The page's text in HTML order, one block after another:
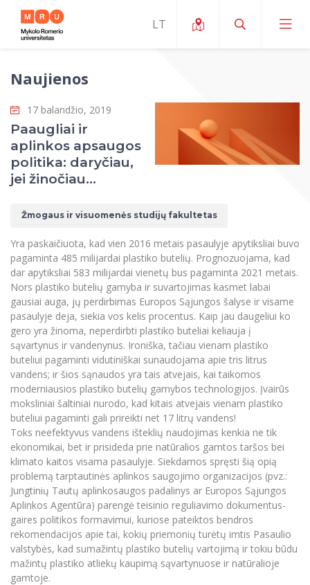
Apie ERUA
Naujienos ir renginiai
Galimybės
Komanda ir kontaktai
Studijų organizavimas ir aplinka
Estetinis ugdymas
Pramoginių šokių kolektyvas ,,Bolero”
Universiteto teatras
MRU pop vokalinis ansamblis (vadovas Artūras
Novikas)
MRU merginų choras
Dokumentai reglamentuojantys studijas
Neformaliuoju ir (ar) savišvietos būdu įgytų
kompetencijų vertinimas ir pripažinimas
Studijų organizavimas
Studijų kokybė
Studijų programos
Tarptautiniai mainai
Studentams
Erasmus+ mobilumas studijoms (SMS)
Erasmus+ mobilumas praktikoms (SMP)
Kitos galimybės
Darbuotojams
Partnerystės
Azijos centras
Vilniaus Karaliaus Sedžiongo institutas
Frankofoniškų šalių studijų centras
Skaitmeniniai ženkliukai
Karjeros centras
Emocinė gerovė
MOin – MRU Mokslo ir inovacijų savaitė
Mokslo programos
Mokslininkų profiliai "CRIS"
Mokslinės veiklos skatinimo fondas
Tarptautinių ekspertų tinklas
Atitikties mokslinių tyrimų etikai komitetas
Mokslo laboratorijos
Žmogaus, aplinkos ir technologijų (HET)
Doktorantūra
Projektai
Akademinė leidyba
Mokymų LAB
Mokslo naujienos
Kasmetiniai mokslo renginiai
Apie MRU
Rektorės žodis
Struktūra
Reitingai
Universiteto garbės nariai
Veiklos dokumentai
Akademinė etika
Darbas MRU
Universiteto simbolika
Atributika
Naujienos
Tarptautiškumas
Studentams
Studentams
Darbuotojams
Darnus vystymasis
Privatumo politika
Teisės mokykla
Viešojo saugumo akademija
Žmogaus ir visuomenės studijų fakultetas
Viešojo valdymo ir verslo fakultetas
Sūduvos akademija
Pranešimai spaudai
Ekspertų sąrašas
Renginių kalendorius
Tinklalaidės
Bakalauro studijos
Magistrantūros studijos
Vadovų MBA
Švietimo ir kultūros vadovų MPA
Teisės LL.M.
Papildomosios studijos
Pedagogų rengimas
Doktorantūros studijos
Profesinės bakalauro studijos
Personalo valdymo centras
Privačių interesų deklaravimas
Informacija naujiems darbuotojams
Naujienos
17 balandžio, 2019
Paaugliai ir
aplinkos apsaugos
politika: daryčiau,
jei žinočiau…
Žmogaus ir visuomenės studijų fakultetas
Yra paskaičiuota, kad vien 2016 metais pasaulyje apytiksliai buvo
pagaminta 485 milijardai plastiko butelių. Prognozuojama, kad
dar apytiksliai 583 milijardai vienetų bus pagaminta 2021 metais.
Nors plastiko butelių gamyba ir suvartojimas kasmet labai
gausiai auga, jų perdirbimas Europos Sąjungos šalyse ir visame
pasaulyje deja, siekia vos kelis procentus. Kaip jau daugeliui ko
gero yra žinoma, neperdirbti plastiko buteliai keliauja į
sąvartynus ir vandenynus. Ironiška, tačiau vienam plastiko
buteliui pagaminti vidutiniškai sunaudojama apie tris litrus
vandens; ir šios sąnaudos yra tais atvejais, kai taikomos
moderniausios plastiko butelių gamybos technologijos. Įvairūs
moksliniai šaltiniai nurodo, kad kitais atvejais vienam plastiko
buteliui pagaminti gali prireikti net 17 litrų vandens!
Toks neefektyvus vandens išteklių naudojimas kenkia ne tik
ekonomikai, bet ir prisideda prie natūralios gamtos taršos bei
klimato kaitos visama pasaulyje. Siekdamos spręsti šią opią
problemą tarptautinės aplinkos saugojimo organizacijos (pvz.:
Jungtinių Tautų aplinkosaugos padalinys ar Europos Sąjungos
Aplinkos Agentūra) parengė teisinio reguliavimo dokumentus-
gaires politikos formavimui, kuriose pateiktos bendros
rekomendacijos apie tai, kokių priemonių turėtų imtis Pasaulio
valstybės, kad sumažintų plastiko butelių vartojimą ir tokiu būdu
mažintų plastiko atliekų kaupimą sąvartynuose ir natūralioje
gamtoje.